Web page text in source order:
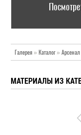
Галерея » Каталог» Арсенал
МАТЕРИАЛЫ ИЗ